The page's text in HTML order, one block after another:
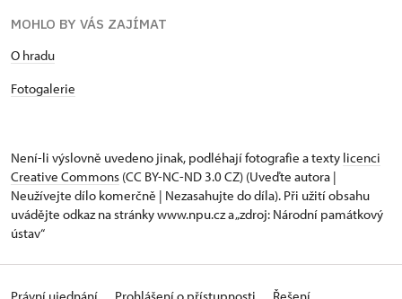
MOHLO BY VÁS ZAJÍMAT
O hradu
Fotogalerie
Není-li výslovně uvedeno jinak, podléhají fotografie a texty licenci
Creative Commons (CC BY-NC-ND 3.0 CZ) (Uveďte autora |
Neužívejte dílo komerčně | Nezasahujte do díla). Při užití obsahu
uvádějte odkaz na stránky www.npu.cz a „zdroj: Národní památkový
ústav“